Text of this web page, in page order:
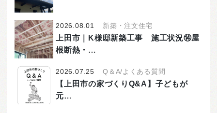
2026.08.01 新築・注文住宅
上田市｜K様邸新築工事 施工状況⑭屋
根断熱・…
2026.07.25 Q＆A/よくある質問
【上田市の家づくりQ&A】子どもが
元…